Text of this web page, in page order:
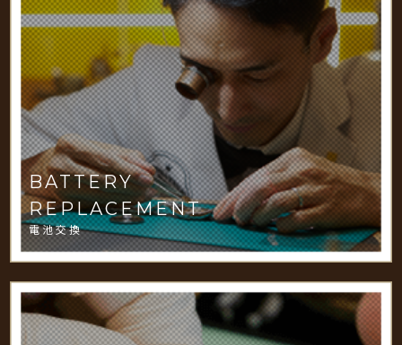
BATTERY
REPLACEMENT
電池交換